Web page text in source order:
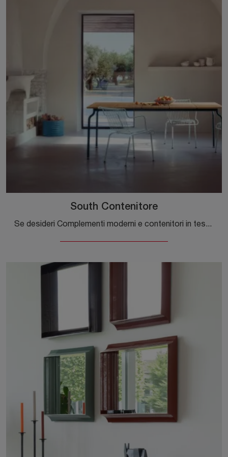
South Contenitore
Se desideri Complementi moderni e contenitori in tessuto scopri di più sul modello South Contenitore dell'azienda Magis.